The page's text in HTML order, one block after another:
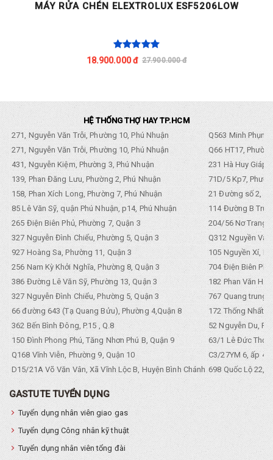
MÁY RỬA CHÉN ELEXTROLUX ESF5206LOW
18.900.000 đ 27.900.000 đ
HỆ THỐNG THỢ HAY TP.HCM
271, Nguyễn Văn Trỗi, Phường 10, Phú Nhuận
Q563 Minh
271, Nguyễn Văn Trỗi, Phường 10, Phú Nhuận
Q66 HT17,
431, Nguyễn Kiệm, Phường 3, Phú Nhuận
231 Hà Huy Giáp,
139, Phan Đăng Lưu, Phường 2, Phú Nhuận
71D/5 Kp7,
158, Phan Xích Long, Phường 7, Phú Nhuận
21 Đường số 2,
85 Lê Văn Sỹ, quận Phú Nhuận, p14, Phú Nhuận
114 Đường B
265 Điện Biên Phủ, Phường 7, Quận 3
204/56 Nơ Trang
327 Nguyễn Đình Chiểu, Phường 5, Quận 3
Q312 Nguyền
927 Hoàng Sa, Phường 11, Quận 3
105 Nguyền Xí,
256 Nam Kỳ Khởi Nghĩa, Phường 8, Quận 3
704 Điện Biên
386 Đường Lê Văn Sỹ, Phường 13, Quận 3
182 Phan Văn
327 Nguyễn Đình Chiểu, Phường 5, Quận 3
767 Quang trung,
66 đường 643 (Tạ Quang Bửu), Phường 4,Quận 8
172 Thống Nhất.
362 Bến Bình Đông, P.15 , Q.8
52 Nguyễn Du,
150 Đình Phong Phú, Tăng Nhơn Phú B, Quận 9
63/1 Lê Đức Thọ,
Q168 Vĩnh Viễn, Phường 9, Quận 10
C3/27YM 6, ấp 4,
D15/21A Võ Văn Vân, Xã Vĩnh Lộc B, Huyện Bình Chánh 698 Quốc Lộ 22,
GASTUTE TUYỂN DỤNG
Tuyển dụng nhân viên giao gas
Tuyển dụng Công nhân kỹ thuật
Tuyển dụng nhân viên tổng đài